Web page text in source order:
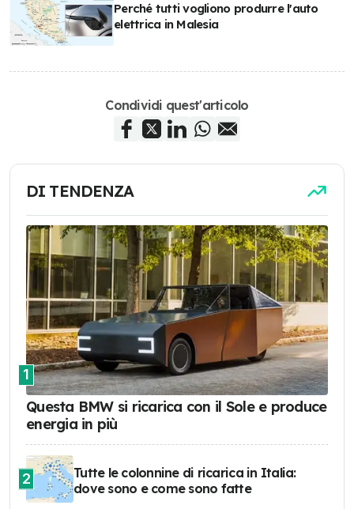
Perché tutti vogliono produrre l'auto
elettrica in Malesia
Condividi quest'articolo
DI TENDENZA
1
Questa BMW si ricarica con il Sole e produce
energia in più
2
Tutte le colonnine di ricarica in Italia:
dove sono e come sono fatte